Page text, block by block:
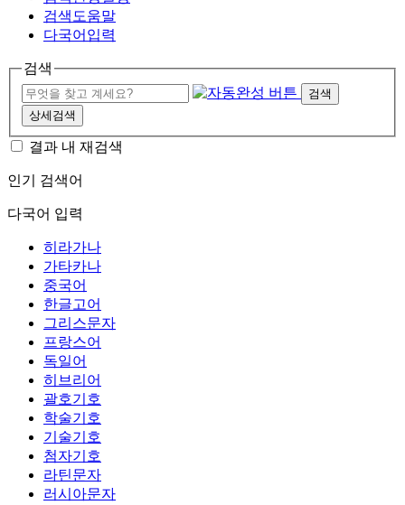
검색도움말
다국어입력
검색
검색
상세검색
결과 내 재검색
인기 검색어
다국어 입력
히라가나
가타카나
중국어
한글고어
그리스문자
프랑스어
독일어
히브리어
괄호기호
학술기호
기술기호
첨자기호
라틴문자
러시아문자